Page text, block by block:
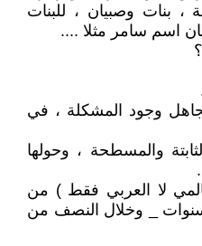
، بنات وصبيان ، للبنات
اسم سامر مثلا ....
وجود المشكلة ، في
والمسطحة ، وحولها
لا العربي فقط ) من
سنوات _ وخلال النصف من